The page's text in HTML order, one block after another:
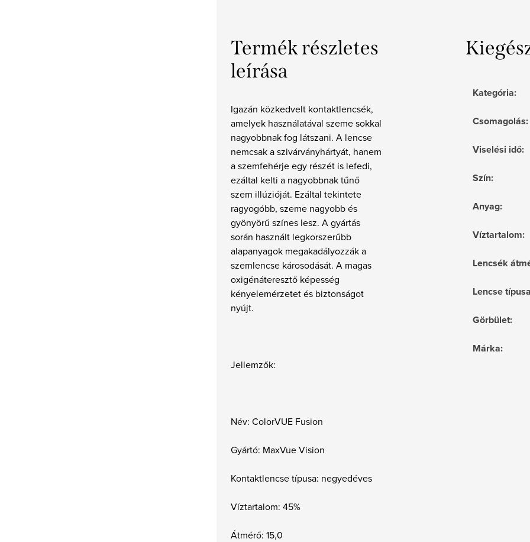
Termék részletes
leírása
Igazán közkedvelt kontaktlencsék,
amelyek használatával szeme sokkal
nagyobbnak fog látszani. A lencse
nemcsak a szivárványhártyát, hanem
a szemfehérje egy részét is lefedi,
ezáltal kelti a nagyobbnak tűnő
szem illúzióját. Ezáltal tekintete
ragyogóbb, szeme nagyobb és
gyönyörű színes lesz. A gyártás
során használt legkorszerűbb
alapanyagok megakadályozzák a
szemlencse károsodását. A magas
oxigénáteresztő képesség
kényelemérzetet és biztonságot
nyújt.
Jellemzők:
Név: ColorVUE Fusion
Gyártó: MaxVue Vision
Kontaktlencse típusa: negyedéves
Víztartalom: 45%
Átmérő: 15,0
Kategória:
Csomagolás:
Viselési idő:
Szín:
Anyag:
Víztartalom:
Lencsék
Lencse típusa
Görbület:
Márka: